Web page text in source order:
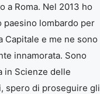
a Roma. Nel 2013 ho
paesino lombardo per
Capitale e me ne sono
innamorata. Sono
in Scienze delle
spero di proseguire gli